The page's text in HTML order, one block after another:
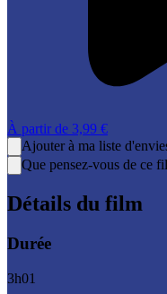
À partir de 3,99 €
Ajouter à ma liste
Que pensez-vous de ce
Détails du film
Durée
3h01